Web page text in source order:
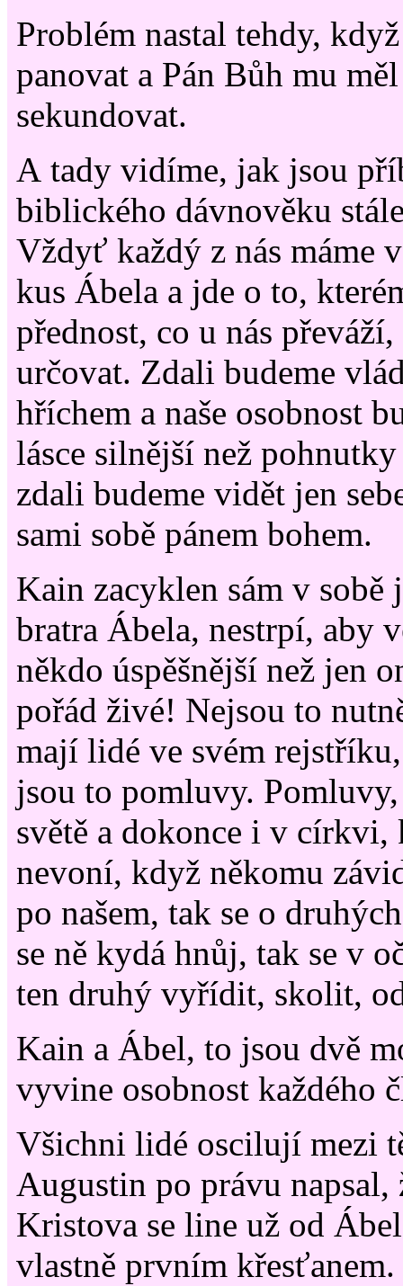
Problém nastal tehdy,
panovat a Pán Bůh mu
sekundovat.
A tady vidíme, jak jsou
biblického dávnověku
Vždyť každý z nás máme
kus Ábela a jde o to,
přednost, co u nás
určovat. Zdali budeme
hříchem a naše osobnost
lásce silnější než
zdali budeme vidět jen
sami sobě pánem bohem.
Kain zacyklen sám v sobě
bratra Ábela, nestrpí, aby
někdo úspěšnější než jen
pořád živé! Nejsou to
mají lidé ve svém
jsou to pomluvy.
světě a dokonce i v církvi,
nevoní, když někomu
po našem, tak se o
se ně kydá hnůj, tak se v
ten druhý vyřídit, skolit,
Kain a Ábel, to jsou dvě
vyvine osobnost každého
Všichni lidé oscilují mezi
Augustin po právu napsal,
Kristova se line už od
vlastně prvním křesťanem.